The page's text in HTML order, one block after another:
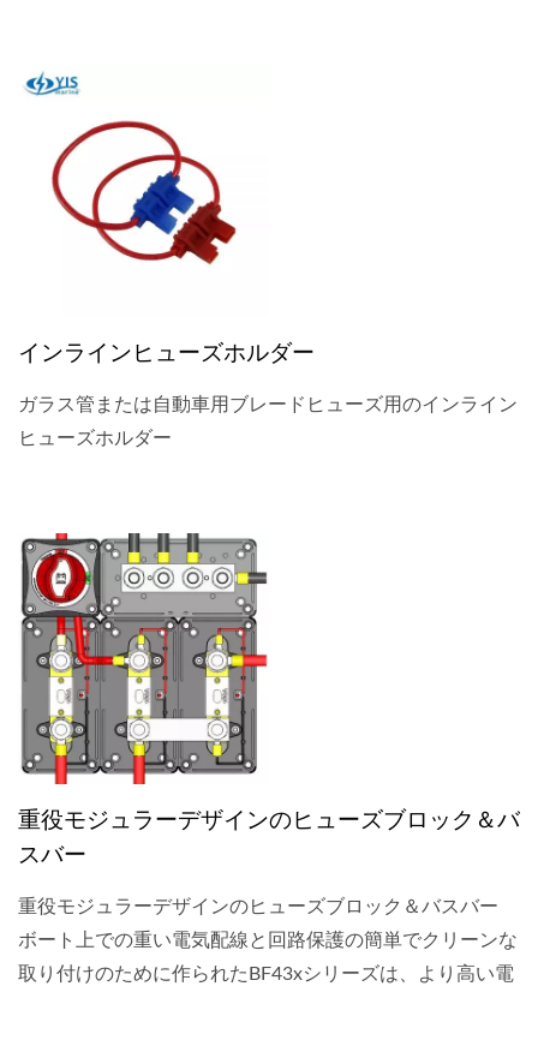
インラインヒューズホルダー
ガラス管または自動車用ブレードヒューズ用のインライン
ヒューズホルダー
重役モジュラーデザインのヒューズブロック＆バ
スバー
重役モジュラーデザインのヒューズブロック＆バスバー
ボート上での重い電気配線と回路保護の簡単でクリーンな
取り付けのために作られたBF43xシリーズは、より高い電